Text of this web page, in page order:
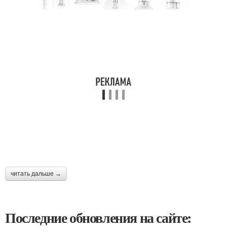
читать дальше →
Последние обновления на сайте: